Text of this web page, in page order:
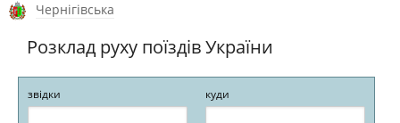
Чернігівська
Розклад руху поїздів України
звідки куди